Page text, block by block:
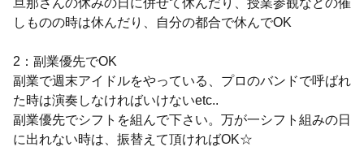
旦那さんの休みの日に併せて休んだり、授業参観などの催
しものの時は休んだり、自分の都合で休んでOK
2：副業優先でOK
副業で週末アイドルをやっている、プロのバンドで呼ばれ
た時は演奏しなければいけないetc..
副業優先でシフトを組んで下さい。万が一シフト組みの日
に出れない時は、振替えて頂ければOK☆